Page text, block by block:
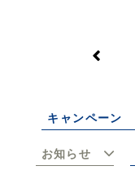
キャンペーン
お知らせ